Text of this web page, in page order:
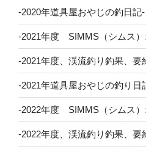
-2020年道具屋おやじの釣日記-
-2021年度 SIMMS（シムス）
-2021年度、渓流釣り釣果、要
-2021年道具屋おやじの釣り日
-2022年度 SIMMS（シムス
-2022年度、渓流釣り釣果、要